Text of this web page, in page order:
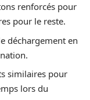
renforcés pour
pour le reste.
déchargement en
similaires pour
lors du